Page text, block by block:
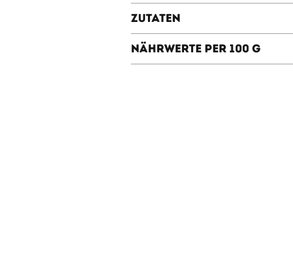
Zutaten
Nährwerte per 100 g